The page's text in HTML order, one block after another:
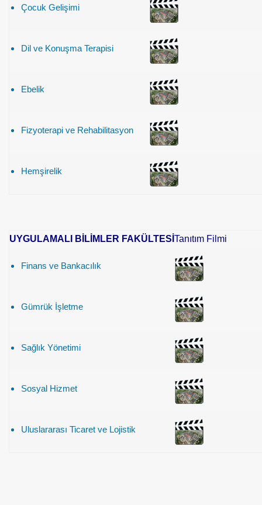
Çocuk Gelişimi
Dil ve Konuşma Terapisi
Ebelik
Fizyoterapi ve Rehabilitasyon
Hemşirelik
UYGULAMALI BİLİMLER FAKÜLTESİ Tanıtım Filmi
Finans ve Bankacılık
Gümrük İşletme
Sağlık Yönetimi
Sosyal Hizmet
Uluslararası Ticaret ve Lojistik